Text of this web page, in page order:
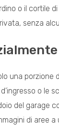
o il cortile
senza
una porzione
o le
del garage
di aree